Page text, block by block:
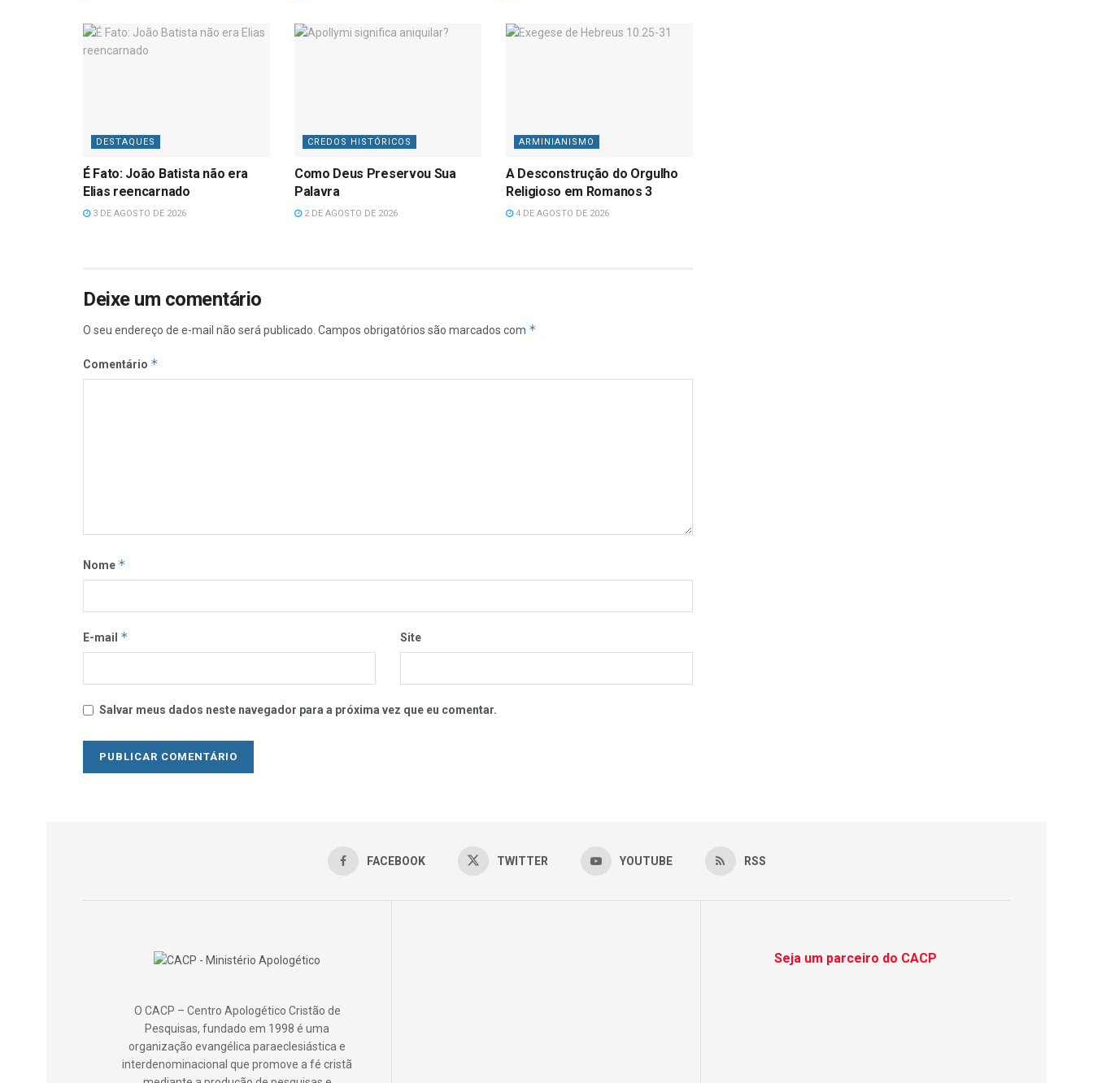
DESTAQUES
É Fato: João Batista não era
Elias reencarnado
3 DE AGOSTO DE 2026
CREDOS HISTÓRICOS
Como Deus Preservou Sua
Palavra
2 DE AGOSTO DE 2026
ARMINIANISMO
A Desconstrução do Orgulho
Religioso em Romanos 3
4 DE AGOSTO DE 2026
Deixe um comentário
O seu endereço de e-mail não será publicado. Campos obrigatórios são marcados com *
Comentário *
Nome *
E-mail * Site
Salvar meus dados neste navegador para a próxima vez que eu comentar.
FACEBOOK TWITTER YOUTUBE RSS
O CACP – Centro Apologético Cristão de
Pesquisas, fundado em 1998 é uma
organização evangélica paraeclesiástica e
interdenominacional que promove a fé cristã
Seja um parceiro do CACP